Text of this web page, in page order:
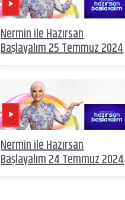
Nermin ile Hazırsan
Başlayalım 25 Temmuz 2024
Nermin ile Hazırsan
Başlayalım 24 Temmuz 2024